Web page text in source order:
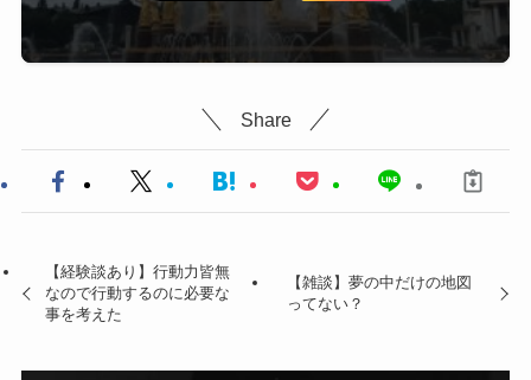
Share
【経験談あり】行動力皆無
なので行動するのに必要な
事を考えた
【雑談】夢の中だけの地図
ってない？